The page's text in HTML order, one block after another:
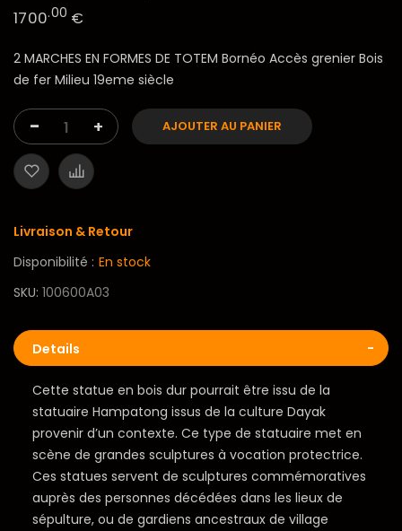
1700.00 €
2 MARCHES EN FORMES DE TOTEM Bornéo Accès grenier Bois
de fer Milieu 19eme siècle
- + AJOUTER AU PANIER
Livraison & Retour
Disponibilité : En stock
SKU 100600A03
Details
Cette statue en bois dur pourrait être issu de la
statuaire Hampatong issus de la culture Dayak
provenir d’un contexte. Ce type de statuaire met en
scène de grandes sculptures à vocation protectrice.
Ces statues servent de sculptures commémoratives
auprès des personnes décédées dans les lieux de
sépulture, ou de gardiens ancestraux de village